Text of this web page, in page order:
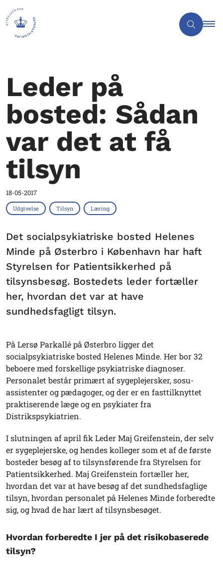
Leder på
bosted: Sådan
var det at få
tilsyn
18-05-2017
Udgivelse Tilsyn Læring
Det socialpsykiatriske bosted Helenes
Minde på Østerbro i København har haft
Styrelsen for Patientsikkerhed på
tilsynsbesøg. Bostedets leder fortæller
her, hvordan det var at have
sundhedsfagligt tilsyn.
På Lersø Parkallé på Østerbro ligger det
socialpsykiatriske bosted Helenes Minde. Her bor 32
beboere med forskellige psykiatriske diagnoser.
Personalet består primært af sygeplejersker, sosu-
assistenter og pædagoger, og der er en fasttilknyttet
praktiserende læge og en psykiater fra
Distrikspsykiatrien.
I slutningen af april fik Leder Maj Greifenstein, der selv
er sygeplejerske, og hendes kolleger som et af de første
bosteder besøg af to tilsynsførende fra Styrelsen for
Patientsikkerhed. Maj Greifenstein fortæller her,
hvordan det var at have besøg af det sundhedsfaglige
tilsyn, hvordan personalet på Helenes Minde forberedte
sig, og hvad de har lært af tilsynsbesøget.
Hvordan forberedte I jer på det risikobaserede
tilsyn?